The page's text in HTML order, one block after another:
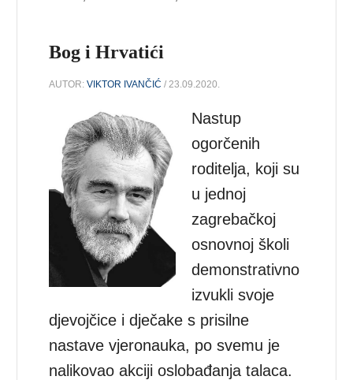
Bog i Hrvatići
AUTOR:VIKTOR IVANČIĆ / 23.09.2020.
Nastup
ogorčenih
roditelja, koji su
u jednoj
zagrebačkoj
osnovnoj školi
demonstrativno
izvukli svoje
djevojčice i dječake s prisilne
nastave vjeronauka, po svemu je
nalikovao akciji oslobađanja talaca.